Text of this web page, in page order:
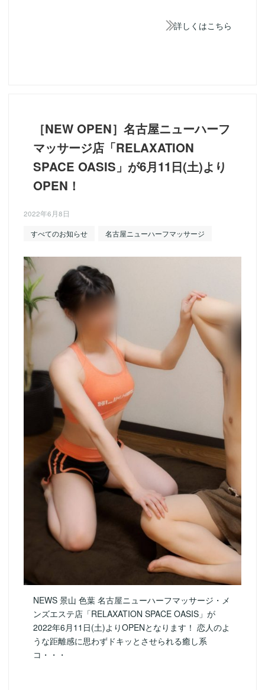
詳しくはこちら
［NEW OPEN］名古屋ニューハーフ
マッサージ店「RELAXATION
SPACE OASIS」が6月11日(土)より
OPEN！
2022年6月8日
すべてのお知らせ
名古屋ニューハーフマッサージ
NEWS 景山 色葉 名古屋ニューハーフマッサージ・メ
ンズエステ店「RELAXATION SPACE OASIS」が
2022年6月11日(土)よりOPENとなります！ 恋人のよ
うな距離感に思わずドキッとさせられる癒し系
コ・・・